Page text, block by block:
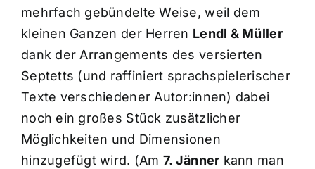
mehrfach gebündelte Weise, weil dem
kleinen Ganzen der Herren Lendl & Müller
dank der Arrangements des versierten
Septetts (und raffiniert sprachspielerischer
Texte verschiedener Autor:innen) dabei
noch ein großes Stück zusätzlicher
Möglichkeiten und Dimensionen
hinzugefügt wird. (Am 7. Jänner kann man